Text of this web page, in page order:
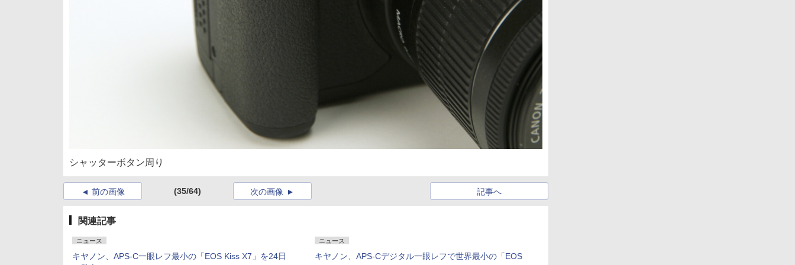
シャッターボタン周り
前の画像 (35/64) 記事へ
次の画像
関連記事
ニュース
キヤノン、APS-C一眼レフ最小の「EOS Kiss X7」を24日
ニュース
キヤノン、APS-Cデジタル一眼レフで世界最小の「EOS